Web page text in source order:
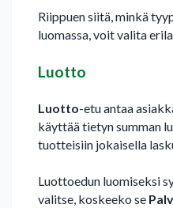
Riippuen siitä, minkä
luomassa, voit valita
Luotto
Luotto-etu antaa
käyttää tietyn summan
tuotteisiin jokaisella
Luottoedun luomiseksi
valitse, koskeeko se